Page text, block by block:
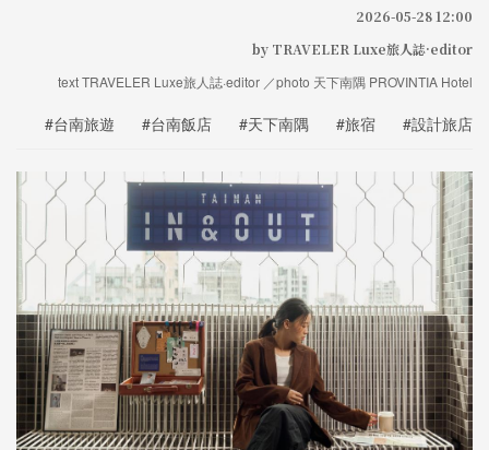
2026-05-28 12:00
by TRAVELER Luxe旅人誌·editor
text TRAVELER Luxe旅人誌·editor ／photo 天下南隅 PROVINTIA Hotel
#台南旅遊 #台南飯店 #天下南隅 #旅宿 #設計旅店